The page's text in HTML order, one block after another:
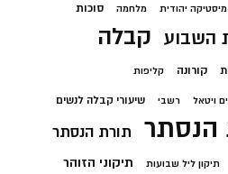
מיסטיקה יהודית מלחמה סוכות
השבוע קבלה
קורונה קליפות
ויטאל רשבי שיעורי קבלה לנשים
הנסתר תורת הנסתר
תיקון ליל שבועות תיקוני הזוהר